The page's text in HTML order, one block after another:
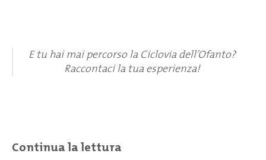
E tu hai mai percorso la Ciclovia dell’Ofanto?
Raccontaci la tua esperienza!
Continua la lettura